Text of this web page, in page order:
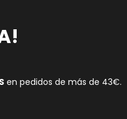
en pedidos de más de 43€.